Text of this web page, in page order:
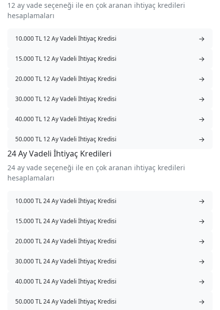
12 ay vade seçeneği ile en çok aranan ihtiyaç kredileri
hesaplamaları
10.000 TL 12 Ay Vadeli İhtiyaç Kredisi →
15.000 TL 12 Ay Vadeli İhtiyaç Kredisi →
20.000 TL 12 Ay Vadeli İhtiyaç Kredisi →
30.000 TL 12 Ay Vadeli İhtiyaç Kredisi →
40.000 TL 12 Ay Vadeli İhtiyaç Kredisi →
50.000 TL 12 Ay Vadeli İhtiyaç Kredisi →
24 Ay Vadeli İhtiyaç Kredileri
24 ay vade seçeneği ile en çok aranan ihtiyaç kredileri
hesaplamaları
10.000 TL 24 Ay Vadeli İhtiyaç Kredisi →
15.000 TL 24 Ay Vadeli İhtiyaç Kredisi →
20.000 TL 24 Ay Vadeli İhtiyaç Kredisi →
30.000 TL 24 Ay Vadeli İhtiyaç Kredisi →
40.000 TL 24 Ay Vadeli İhtiyaç Kredisi →
50.000 TL 24 Ay Vadeli İhtiyaç Kredisi →